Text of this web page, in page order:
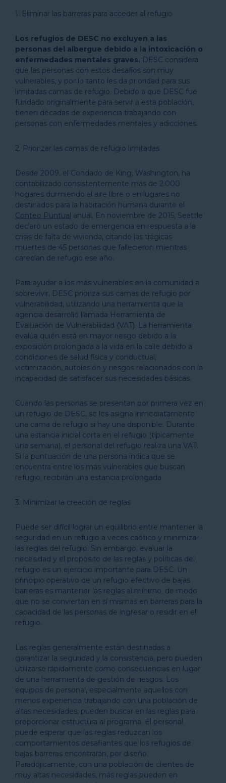
1. Eliminar las barreras para acceder al refugio
Los refugios de DESC no excluyen a las
personas del albergue debido a la intoxicación o
enfermedades mentales graves. DESC considera
que las personas con estos desafíos son muy
vulnerables, y por lo tanto les da prioridad para sus
limitadas camas de refugio. Debido a que DESC fue
fundado originalmente para servir a esta población,
tienen décadas de experiencia trabajando con
personas con enfermedades mentales y adicciones.
2. Priorizar las camas de refugio limitadas
Desde 2009, el Condado de King, Washington, ha
contabilizado consistentemente más de 2.000
hogares durmiendo al aire libre o en lugares no
destinados para la habitación humana durante el
Conteo Puntual anual. En noviembre de 2015, Seattle
declaró un estado de emergencia en respuesta a la
crisis de falta de vivienda, citando las trágicas
muertes de 45 personas que fallecieron mientras
carecían de refugio ese año.
Para ayudar a los más vulnerables en la comunidad a
sobrevivir, DESC prioriza sus camas de refugio por
vulnerabilidad, utilizando una herramienta que la
agencia desarrolló llamada Herramienta de
Evaluación de Vulnerabilidad (VAT). La herramienta
evalúa quién está en mayor riesgo debido a la
exposición prolongada a la vida en la calle debido a
condiciones de salud física y conductual,
victimización, autolesión y riesgos relacionados con la
incapacidad de satisfacer sus necesidades básicas.
Cuando las personas se presentan por primera vez en
un refugio de DESC, se les asigna inmediatamente
una cama de refugio si hay una disponible. Durante
una estancia inicial corta en el refugio (típicamente
una semana), el personal del refugio realiza una VAT.
Si la puntuación de una persona indica que se
encuentra entre los más vulnerables que buscan
refugio, recibirán una estancia prolongada.
3. Minimizar la creación de reglas
Puede ser difícil lograr un equilibrio entre mantener la
seguridad en un refugio a veces caótico y minimizar
las reglas del refugio. Sin embargo, evaluar la
necesidad y el propósito de las reglas y políticas del
refugio es un ejercicio importante para DESC. Un
principio operativo de un refugio efectivo de bajas
barreras es mantener las reglas al mínimo, de modo
que no se conviertan en sí mismas en barreras para la
capacidad de las personas de ingresar o residir en el
refugio.
Las reglas generalmente están destinadas a
garantizar la seguridad y la consistencia, pero pueden
utilizarse rápidamente como consecuencias en lugar
de una herramienta de gestión de riesgos. Los
equipos de personal, especialmente aquellos con
menos experiencia trabajando con una población de
altas necesidades, pueden buscar en las reglas para
proporcionar estructura al programa. El personal
puede esperar que las reglas reduzcan los
comportamientos desafiantes que los refugios de
bajas barreras encontrarán, por diseño.
Paradójicamente, con una población de clientes de
muy altas necesidades, más reglas pueden en